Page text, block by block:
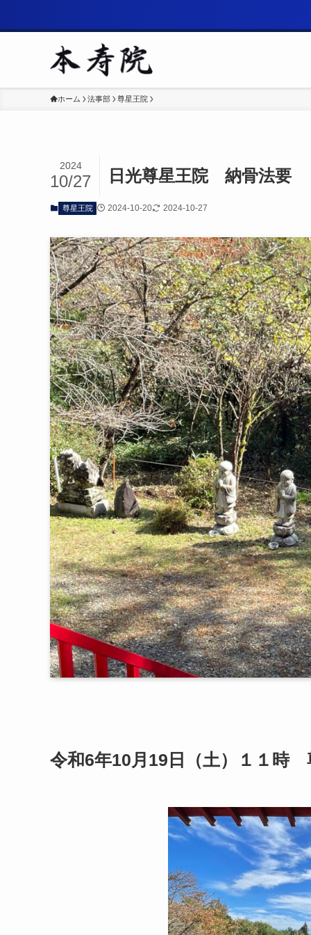
ホーム 法事部 尊星王院
日光尊星王院 納骨法要
2024
10/27
尊星王院 2024-10-20 2024-10-27
令和6年10月19日（土）１１時